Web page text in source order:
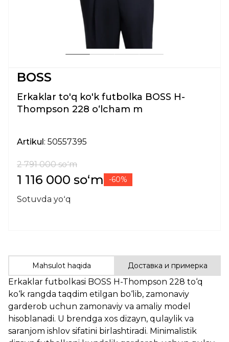
BOSS
Erkaklar to'q ko'k futbolka BOSS H-
Thompson 228 oʻlcham m
Artikul: 50557395
2 791 000 soʻm
1 116 000 soʻm -60%
Sotuvda yoʻq
Mahsulot haqida Доставка и примерка
Erkaklar futbolkasi BOSS H-Thompson 228 to‘q
ko‘k rangda taqdim etilgan bo‘lib, zamonaviy
garderob uchun zamonaviy va amaliy model
hisoblanadi. U brendga xos dizayn, qulaylik va
saranjom ishlov sifatini birlashtiradi. Minimalistik